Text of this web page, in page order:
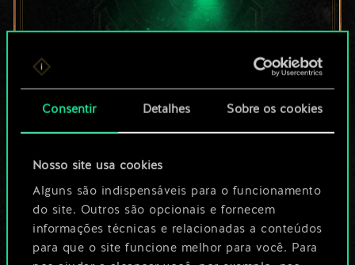
Consentir Detalhes Sobre os cookies
Nosso site usa cookies
Alguns são indispensáveis para o funcionamento
do site. Outros são opcionais e fornecem
informações técnicas e relacionadas a conteúdos
para que o site funcione melhor para você. Para
Por enquanto, isto é
apenas um conjunto
de cartas
compartilhado.
No entanto, dá para